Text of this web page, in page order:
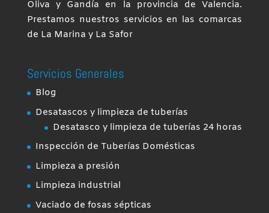
Oliva y Gandía en la provincia de Valencia.
Prestamos nuestros servicios en las comarcas
de La Marina y La Safor
Servicios Generales
Blog
Desatascos y limpieza de tuberías
Desatasco y limpieza de tuberías 24 horas
Inspección de Tuberías Domésticas
Limpieza a presión
Limpieza industrial
Vaciado de fosas sépticas